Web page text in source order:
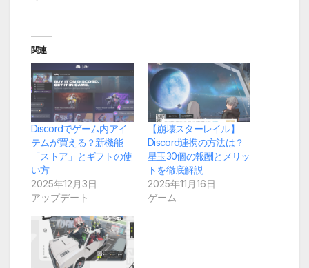
関連
Discordでゲーム内アイ
テムが買える？新機能
「ストア」とギフトの使
い方
2025年12月3日
アップデート
【崩壊スターレイル】
Discord連携の方法は？
星玉30個の報酬とメリッ
トを徹底解説
2025年11月16日
ゲーム